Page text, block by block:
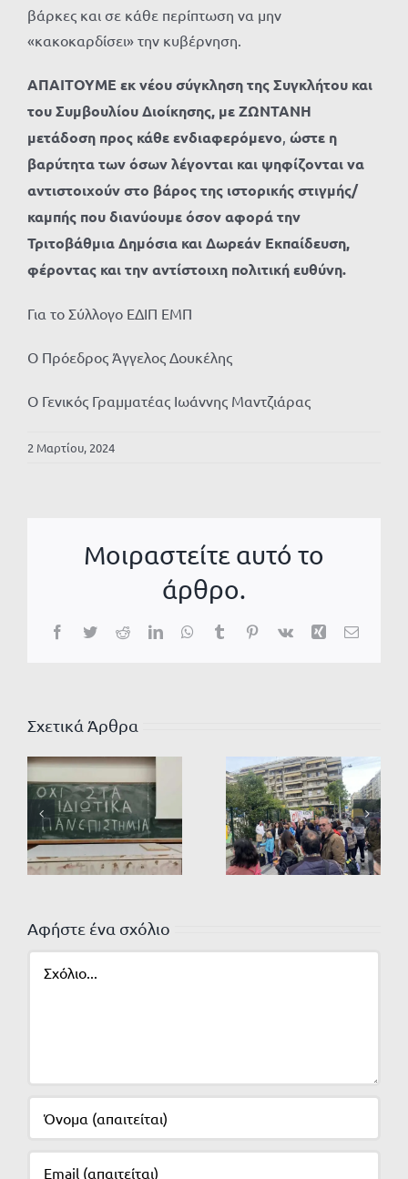
βάρκες και σε κάθε περίπτωση να μην
«κακοκαρδίσει» την κυβέρνηση.
ΑΠΑΙΤΟΥΜΕ εκ νέου σύγκληση της Συγκλήτου και
του Συμβουλίου Διοίκησης, με ΖΩΝΤΑΝΗ
μετάδοση προς κάθε ενδιαφερόμενο, ώστε η
βαρύτητα των όσων λέγονται και ψηφίζονται να
αντιστοιχούν στο βάρος της ιστορικής στιγμής/
καμπής που διανύουμε όσον αφορά την
Τριτοβάθμια Δημόσια και Δωρεάν Εκπαίδευση,
φέροντας και την αντίστοιχη πολιτική ευθύνη.
Για το Σύλλογο ΕΔΙΠ ΕΜΠ
Ο Πρόεδρος Άγγελος Δουκέλης
Ο Γενικός Γραμματέας Ιωάννης Μαντζιάρας
2 Μαρτίου, 2024
Μοιραστείτε αυτό το
άρθρο.
Facebook
TwitterRedditLinkedInWhatsApp
TumblrPinterest
Vk Xing Email
Σχετικά Άρθρα
Αφήστε ένα σχόλιο